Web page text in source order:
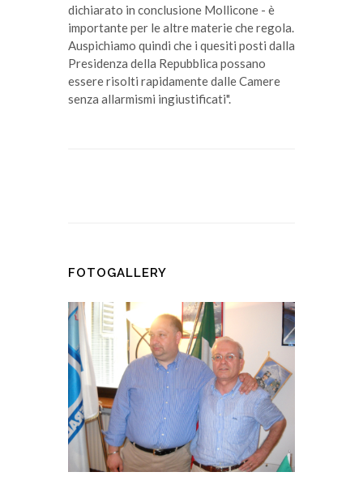
dichiarato in conclusione Mollicone - è
importante per le altre materie che regola.
Auspichiamo quindi che i quesiti posti dalla
Presidenza della Repubblica possano
essere risolti rapidamente dalle Camere
senza allarmismi ingiustificati".
FOTOGALLERY